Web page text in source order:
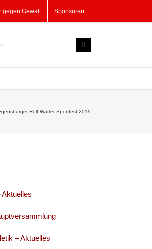
gegen Gewalt Sponsoren
Rolf Watter Sportfest 2019
Aktuelles
– Aktuelles